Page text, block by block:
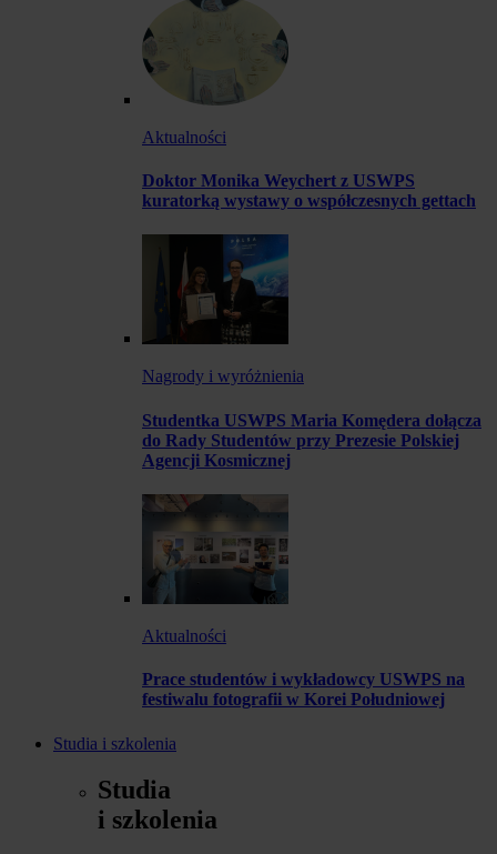
Aktualności
Doktor Monika Weychert z USWPS
kuratorką wystawy o współczesnych gettach
Nagrody i wyróżnienia
Studentka USWPS Maria Komędera dołącza
do Rady Studentów przy Prezesie Polskiej
Agencji Kosmicznej
Aktualności
Prace studentów i wykładowcy USWPS na
festiwalu fotografii w Korei Południowej
Studia i szkolenia
Studia
i szkolenia